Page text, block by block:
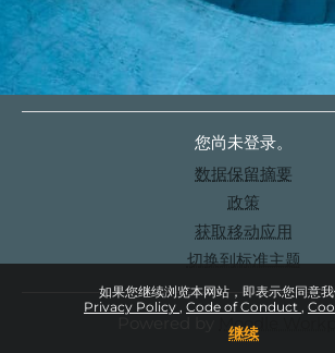
如果您继续浏览本网站，即表示您同意
Privacy Policy Code of Conduct
继续
您尚未登录。
‎数据保留摘要‎
政策
获取移动应用
切换到标准主题
Moodle